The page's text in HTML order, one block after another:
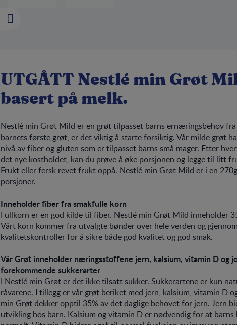
UTGÅTT Nestlé min Grøt
basert på melk.
Nestlé min Grøt Mild er en grøt tilpasset barns ernæringsbehov
barnets første grøt, er det viktig å starte forsiktig. Vår milde grøt
nivå av fiber og gluten som er tilpasset barns små mager. Etter
det nye kostholdet, kan du prøve å øke porsjonen og legge til litt
Frukt eller fersk revet frukt oppå. Nestlé min Grøt Mild er i en
porsjoner.
Inneholder fiber fra smakfulle korn
Fullkorn er en god kilde til fiber. Nestlé min Grøt Mild inneholder
Vårt korn kommer fra utvalgte bønder over hele verden og
kvalitetskontroller for å sikre både god kvalitet og god smak.
Vår Grøt inneholder næringsstoffene jern, kalsium, vitamin D og
forekommende sukkerarter
I Nestlé min Grøt er det ikke tilsatt sukker. Sukkerartene er kun
råvarene. I tillegg er vår grøt beriket med jern, kalsium, vitamin D
min Grøt dekker opptil 35% av det daglige behovet for jern. Jern
utvikling hos barn. Kalsium og vitamin D er nødvendig for at barns